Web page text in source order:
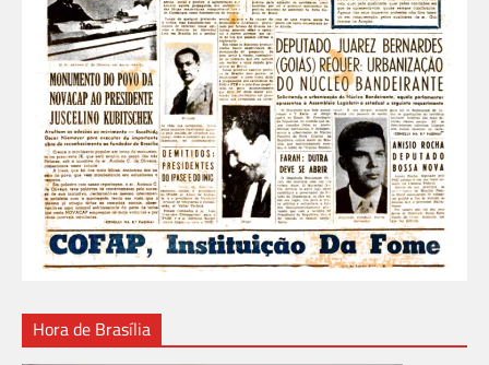
Hora de Brasília